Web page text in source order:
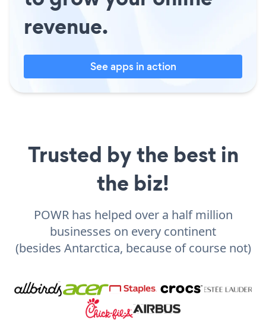
revenue.
See apps in action
Trusted by the best in
the biz!
POWR has helped over a half million
businesses on every continent
(besides Antarctica, because of course not)